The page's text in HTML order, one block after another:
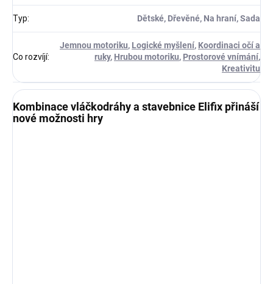
Typ: Dětské, Dřevěné, Na hraní, Sada
Co rozvíjí:
Jemnou motoriku, Logické myšlení, Koordinaci očí a
ruky, Hrubou motoriku, Prostorové vnímání,
Kreativitu
Kombinace vláčkodráhy a stavebnice Elifix přináší
nové možnosti hry